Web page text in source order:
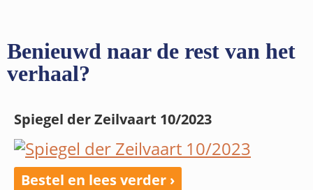
Benieuwd naar de rest van het
verhaal?
Spiegel der Zeilvaart 10/2023
Bestel en lees verder ›